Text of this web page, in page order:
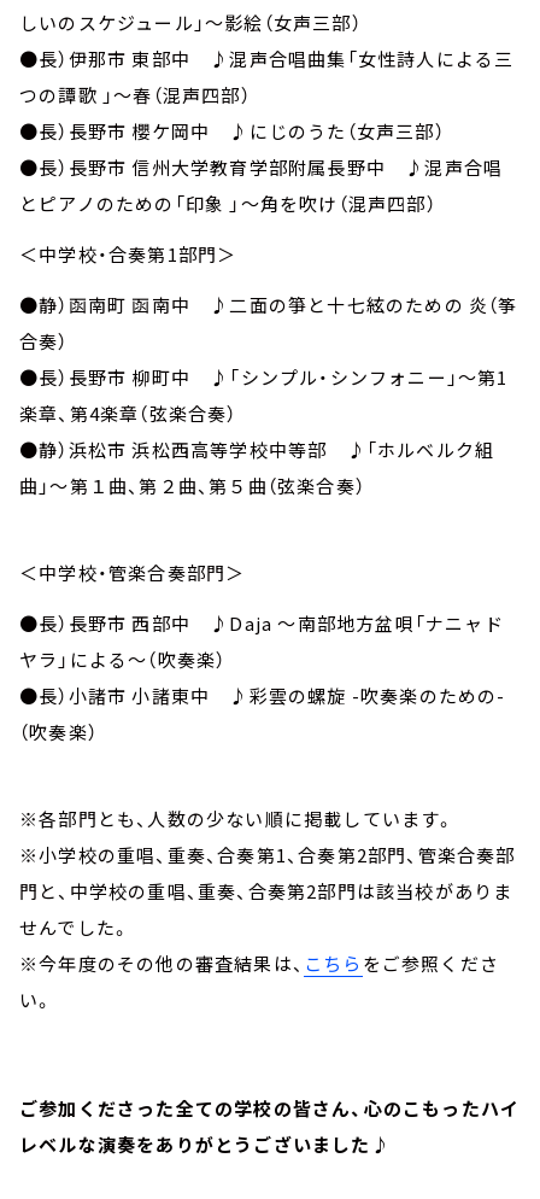
しいのスケジュール」～影絵（女声三部）
●長）伊那市 東部中 ♪混声合唱曲集「女性詩人による三
つの譚歌 」～春（混声四部）
●長）長野市 櫻ケ岡中 ♪にじのうた（女声三部）
●長）長野市 信州大学教育学部附属長野中 ♪混声合唱
とピアノのための「印象 」～角を吹け（混声四部）
＜中学校・合奏第1部門＞
●静）函南町 函南中 ♪二面の箏と十七絃のための 炎（筝
合奏）
●長）長野市 柳町中 ♪「シンプル・シンフォニー」～第1
楽章、第4楽章（弦楽合奏）
●静）浜松市 浜松西高等学校中等部 ♪「ホルベルク組
曲」～第１曲、第２曲、第５曲（弦楽合奏）
＜中学校・管楽合奏部門＞
●長）長野市 西部中 ♪Daja ～南部地方盆唄「ナニャド
ヤラ」による～（吹奏楽）
●長）小諸市 小諸東中 ♪彩雲の螺旋 -吹奏楽のための-
（吹奏楽）
※各部門とも、人数の少ない順に掲載しています。
※小学校の重唱、重奏、合奏第1、合奏第2部門、管楽合奏部
門と、中学校の重唱、重奏、合奏第2部門は該当校がありま
せんでした。
※今年度のその他の審査結果は、 こちら をご参照くださ
い。
ご参加くださった全ての学校の皆さん、心のこもったハイ
レベルな演奏をありがとうございました♪